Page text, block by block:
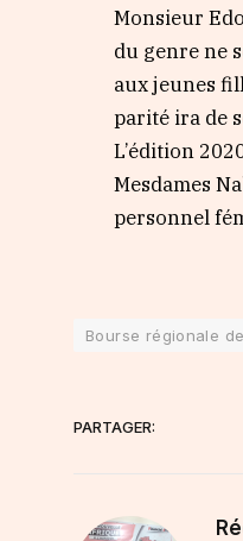
Monsieur
du genre ne
aux jeunes
parité ira de
L’édition
Mesdames
personnel
Bourse régionale
PARTAGER: